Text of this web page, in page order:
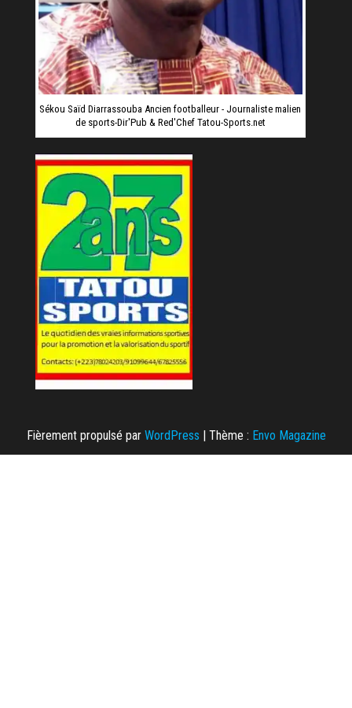
Sékou Saïd Diarrassouba Ancien footballeur - Journaliste malien
de sports-Dir'Pub & Red'Chef Tatou-Sports.net
Fièrement propulsé par WordPress | Thème : Envo Magazine